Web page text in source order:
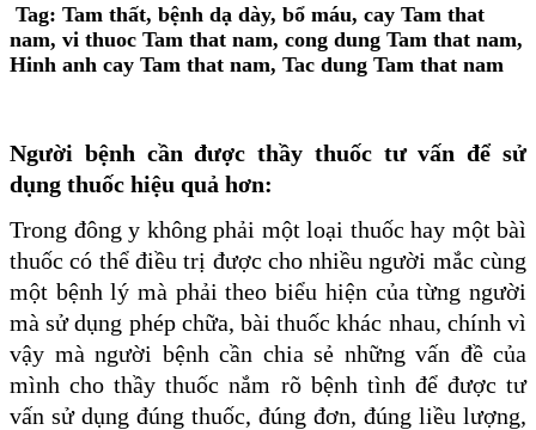
Tag: Tam thất, bệnh dạ dày, bổ máu, cay Tam that
nam, vi thuoc Tam that nam, cong dung Tam that nam,
Hinh anh cay Tam that nam, Tac dung Tam that nam
Người bệnh cần được thầy thuốc tư vấn để sử
dụng thuốc hiệu quả hơn:
Trong đông y không phải một loại thuốc hay một bàì
thuốc có thể điều trị được cho nhiều người mắc cùng
một bệnh lý mà phải theo biểu hiện của từng người
mà sử dụng phép chữa, bài thuốc khác nhau, chính vì
vậy mà người bệnh cần chia sẻ những vấn đề của
mình cho thầy thuốc nắm rõ bệnh tình để được tư
vấn sử dụng đúng thuốc, đúng đơn, đúng liều lượng,